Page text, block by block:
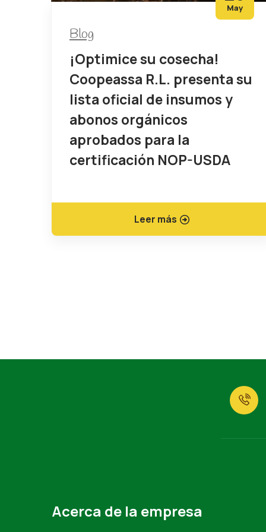
May
Blog
¡Optimice su cosecha!
Coopeassa R.L. presenta su
lista oficial de insumos y
abonos orgánicos
aprobados para la
certificación NOP-USDA
Leer más
Acerca de la empresa